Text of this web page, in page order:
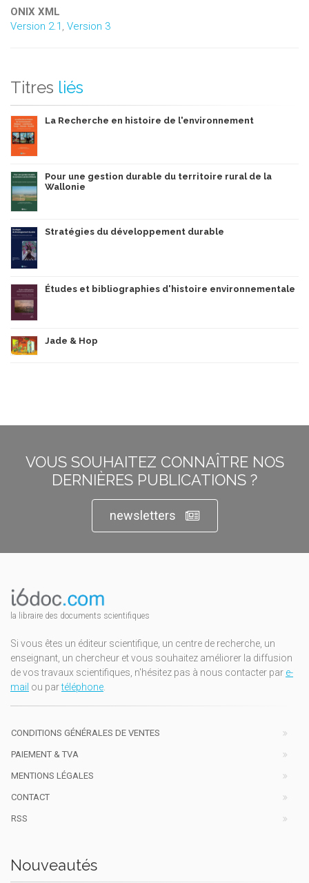
ONIX XML
Version 2.1 , Version 3
Titres liés
La Recherche en histoire de l'environnement
Pour une gestion durable du territoire rural de la
Wallonie
Stratégies du développement durable
Études et bibliographies d'histoire environnementale
Jade & Hop
VOUS SOUHAITEZ CONNAÎTRE NOS
DERNIÈRES PUBLICATIONS ?
newsletters
la libraire des documents scientifiques
Si vous êtes un éditeur scientifique, un centre de recherche, un
enseignant, un chercheur et vous souhaitez améliorer la diffusion
de vos travaux scientifiques, n'hésitez pas à nous contacter par e-
mail ou partéléphone.
CONDITIONS GÉNÉRALES DE VENTES
PAIEMENT & TVA
MENTIONS LÉGALES
CONTACT
RSS
Nouveautés